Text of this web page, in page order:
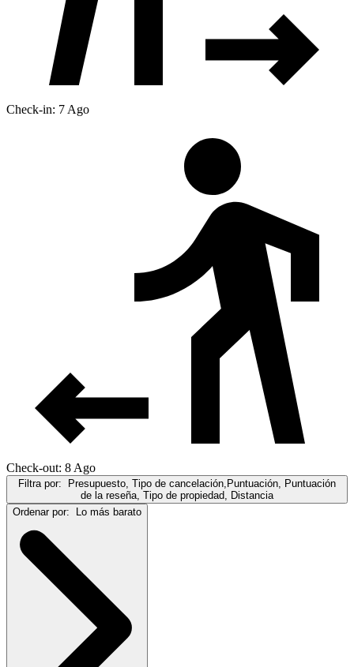
Check-in: 7 Ago
Check-out: 8 Ago
Filtra por: Presupuesto, Tipo de cancelación,Puntuación, Puntuación
de la reseña, Tipo de propiedad, Distancia
Ordenar por: Lo más barato